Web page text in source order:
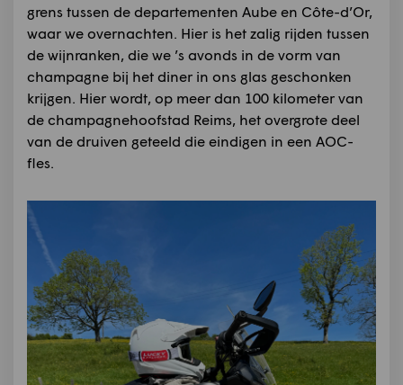
grens tussen de departementen Aube en Côte-d’Or,
waar we overnachten. Hier is het zalig rijden tussen
de wijnranken, die we ’s avonds in de vorm van
champagne bij het diner in ons glas geschonken
krijgen. Hier wordt, op meer dan 100 kilometer van
de champagnehoofstad Reims, het overgrote deel
van de druiven geteeld die eindigen in een AOC-
fles.